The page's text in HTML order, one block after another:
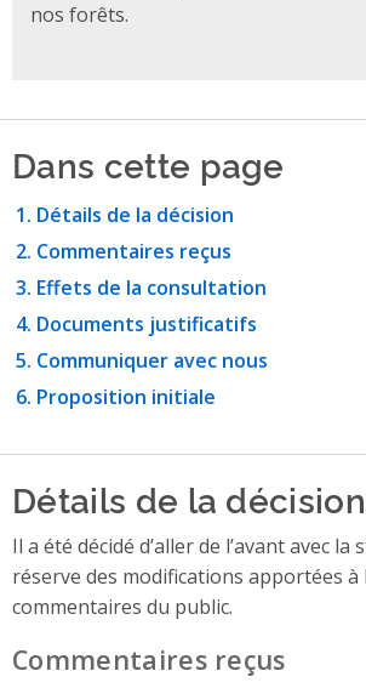
nos forêts.
Dans cette page
Détails de la décision
Commentaires reçus
Effets de la consultation
Documents justificatifs
Communiquer avec nous
Proposition initiale
Détails de la décision
Il a été décidé d’aller de l’avant avec la
réserve des modifications apportées à
commentaires du public.
Commentaires reçus